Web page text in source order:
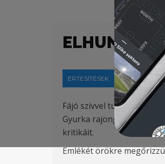
ELHUNYT
ÉRTESÍTÉSEK 2023-02-10
Fájó szívvel tudatjuk,
Gyurka rajongásig
kritikáit.
Emlékét örökre